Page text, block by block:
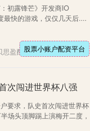
初露锋芒》开发商IO
最快的游戏，仅仅几天后....
股票小账户配资平台
思盈配资
次闯进世界杯八强
要求，队史首次闯进世界杯
场头顶脚踢上演梅开二度，